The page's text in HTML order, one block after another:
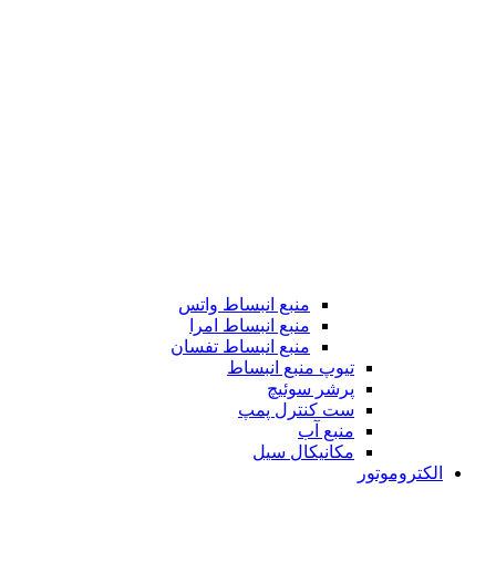
منبع انبساط واتس
منبع انبساط امرا
منبع انبساط تفسان
تیوپ منبع انبساط
پرشر سوئیچ
ست کنترل پمپ
منبع آب
مکانیکال سیل
الکتروموتور